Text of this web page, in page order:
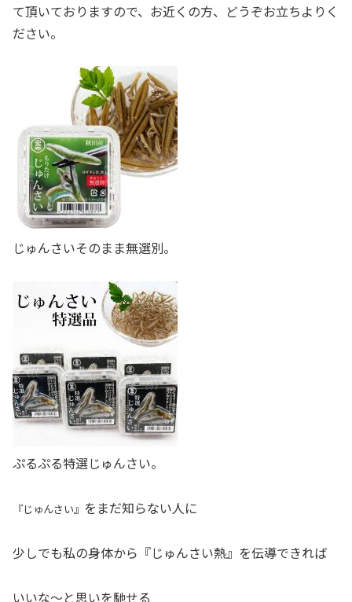
て頂いておりますので、お近くの方、どうぞお立ちよりく
ださい。
じゅんさいそのまま無選別。
ぷるぷる特選じゅんさい。
『じゅんさい』 をまだ知らない人に
少しでも私の身体から 『じゅんさい熱』 を伝導できれば
いいな〜と思いを馳せる